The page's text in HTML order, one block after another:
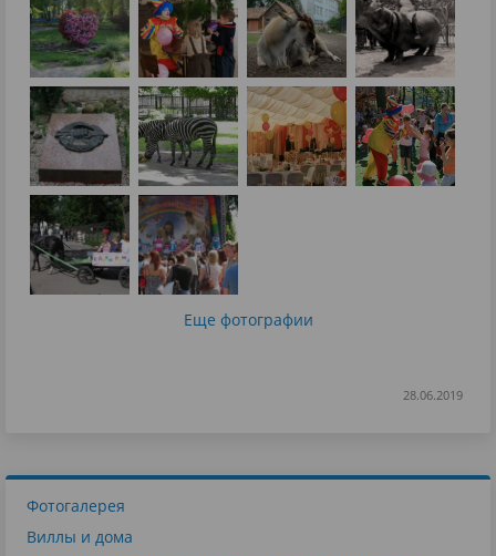
Еще фотографии
28.06.2019
Фотогалерея
Виллы и дома